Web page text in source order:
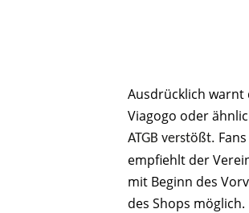
Ausdrücklich warnt
Viagogo oder
ATGB verstößt.
empfiehlt der
mit Beginn des
des Shops möglich.